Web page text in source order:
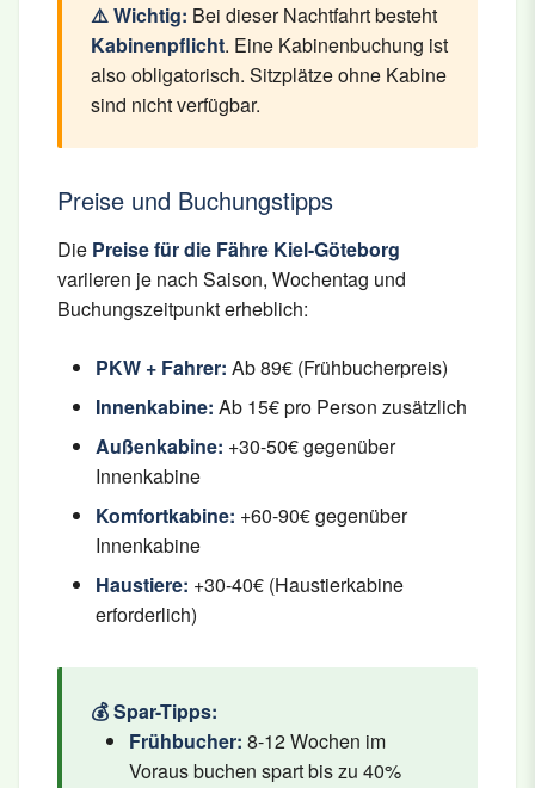
⚠️ Wichtig: Bei dieser Nachtfahrt besteht
Kabinenpflicht. Eine Kabinenbuchung ist
also obligatorisch. Sitzplätze ohne Kabine
sind nicht verfügbar.
Preise und Buchungstipps
Die Preise für die Fähre Kiel-Göteborg
variieren je nach Saison, Wochentag und
Buchungszeitpunkt erheblich:
PKW + Fahrer: Ab 89€ (Frühbucherpreis)
Innenkabine: Ab 15€ pro Person zusätzlich
Außenkabine: +30-50€ gegenüber
Innenkabine
Komfortkabine: +60-90€ gegenüber
Innenkabine
Haustiere: +30-40€ (Haustierkabine
erforderlich)
💰 Spar-Tipps:
Frühbucher: 8-12 Wochen im
Voraus buchen spart bis zu 40%